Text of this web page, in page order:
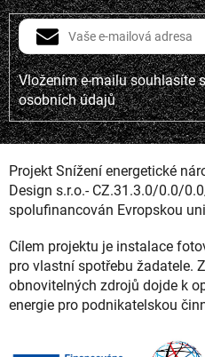
Vložením e-mailu souhlasíte
osobních údajů
Projekt Snížení energetické
Design s.r.o.- CZ.31.3.0/0.0/
spolufinancován Evropskou
Cílem projektu je instalace
pro vlastní spotřebu žadatele.
obnovitelných zdrojů dojde k
energie pro podnikatelskou